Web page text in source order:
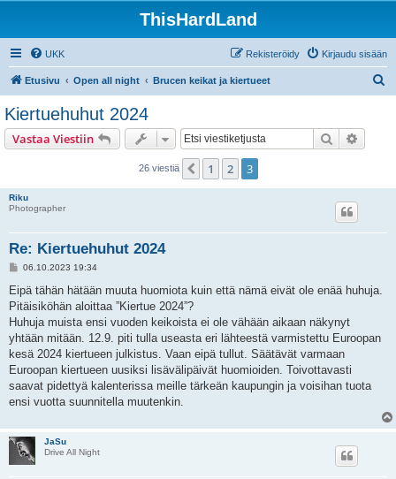
ThisHardLand
UKK Kirjaudu sisään
Rekisteröidy
Etusivu Open all night Brucen keikat ja kiertueet
Kiertuehuhut 2024
Vastaa Viestiin Etsi
26 viestiä Edellinen
1 2 3
Riku
Photographer
Re: Kiertuehuhut 2024
V
e
s
t
06.10.2023 19:34
Eipä tähän hätään muuta huomiota kuin että nämä eivät ole enää huhuja.
Pitäisiköhän aloittaa ”Kiertue 2024”?
Huhuja muista ensi vuoden keikoista ei ole vähään aikaan näkynyt
yhtään mitään. 12.9. piti tulla useasta eri lähteestä varmistettu Euroopan
kesä 2024 kiertueen julkistus. Vaan eipä tullut. Säätävät varmaan
Euroopan kiertueen uusiksi lisävälipäivät huomioiden. Toivottavasti
saavat pidettyä kalenterissa meille tärkeän kaupungin ja voisihan tuota
ensi vuotta suunnitella muutenkin.
JaSu
Drive All Night